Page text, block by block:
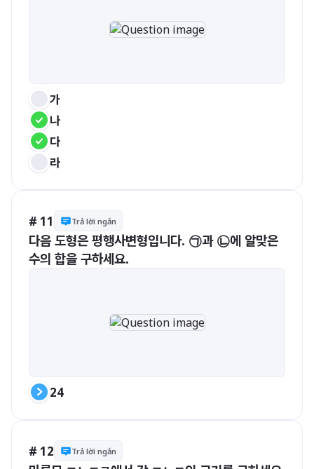
가
나
다
라
# 11 Trả lời ngắn
다음 도형은 평행사변형입니다. ㉠과 ㉡에 알맞은
수의 합을 구하세요.
24
# 12 Trả lời ngắn